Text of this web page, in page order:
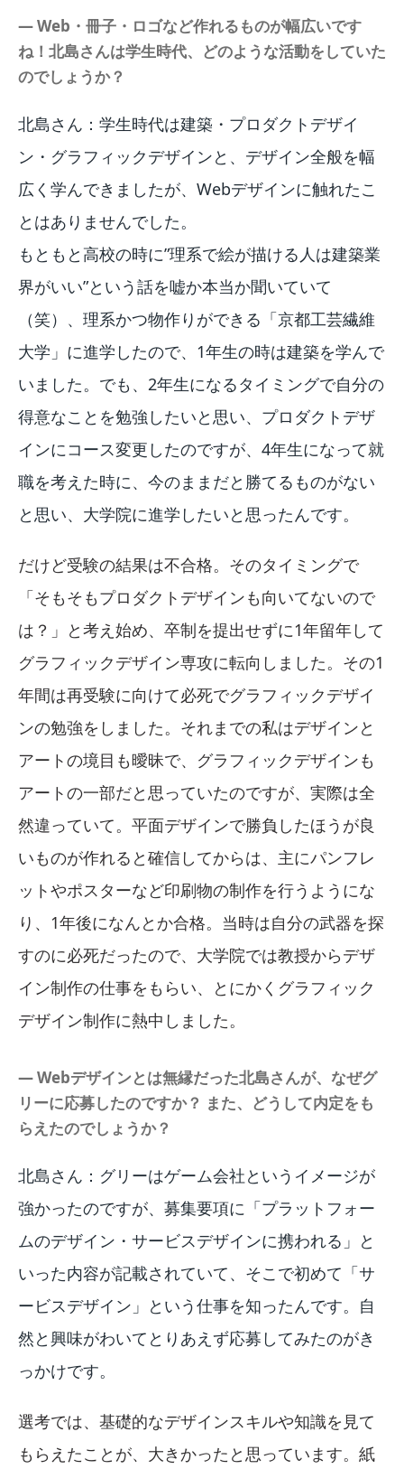
― Web・冊子・ロゴなど作れるものが幅広いです
ね！北島さんは学生時代、どのような活動をしていた
のでしょうか？
北島さん：学生時代は建築・プロダクトデザイ
ン・グラフィックデザインと、デザイン全般を幅
広く学んできましたが、Webデザインに触れたこ
とはありませんでした。
もともと高校の時に”理系で絵が描ける人は建築業
界がいい”という話を嘘か本当か聞いていて
（笑）、理系かつ物作りができる「京都工芸繊維
大学」に進学したので、1年生の時は建築を学んで
いました。でも、2年生になるタイミングで自分の
得意なことを勉強したいと思い、プロダクトデザ
インにコース変更したのですが、4年生になって就
職を考えた時に、今のままだと勝てるものがない
と思い、大学院に進学したいと思ったんです。
だけど受験の結果は不合格。そのタイミングで
「そもそもプロダクトデザインも向いてないので
は？」と考え始め、卒制を提出せずに1年留年して
グラフィックデザイン専攻に転向しました。その1
年間は再受験に向けて必死でグラフィックデザイ
ンの勉強をしました。それまでの私はデザインと
アートの境目も曖昧で、グラフィックデザインも
アートの一部だと思っていたのですが、実際は全
然違っていて。平面デザインで勝負したほうが良
いものが作れると確信してからは、主にパンフレ
ットやポスターなど印刷物の制作を行うようにな
り、1年後になんとか合格。当時は自分の武器を探
すのに必死だったので、大学院では教授からデザ
イン制作の仕事をもらい、とにかくグラフィック
デザイン制作に熱中しました。
― Webデザインとは無縁だった北島さんが、なぜグ
リーに応募したのですか？ また、どうして内定をも
らえたのでしょうか？
北島さん：グリーはゲーム会社というイメージが
強かったのですが、募集要項に「プラットフォー
ムのデザイン・サービスデザインに携われる」と
いった内容が記載されていて、そこで初めて「サ
ービスデザイン」という仕事を知ったんです。自
然と興味がわいてとりあえず応募してみたのがき
っかけです。
選考では、基礎的なデザインスキルや知識を見て
もらえたことが、大きかったと思っています。紙